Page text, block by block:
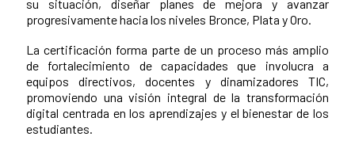
su situación, diseñar planes de mejora y avanzar
progresivamente hacia los niveles Bronce, Plata y Oro.
La certificación forma parte de un proceso más amplio
de fortalecimiento de capacidades que involucra a
equipos directivos, docentes y dinamizadores TIC,
promoviendo una visión integral de la transformación
digital centrada en los aprendizajes y el bienestar de los
estudiantes.